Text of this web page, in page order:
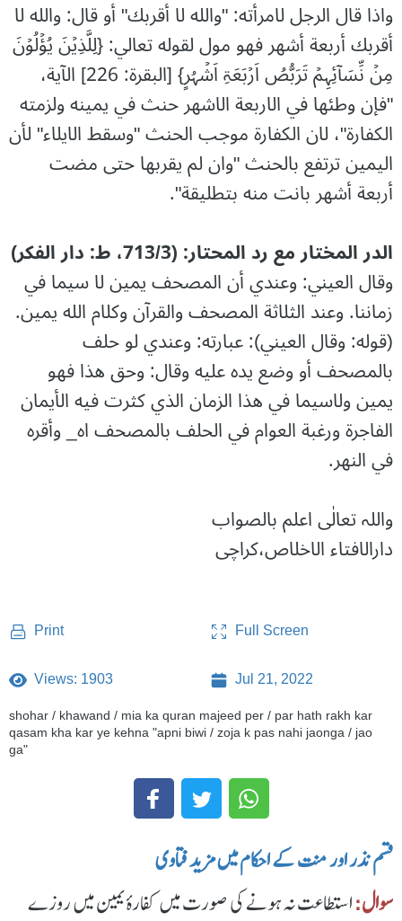
واذا قال الرجل لامرأته: "والله لا أقربك" أو قال: والله لا
أقربك أربعة أشهر فهو مول لقوله تعالي: {لِلَّذِیۡنَ یُؤۡلُوۡنَ
مِنۡ نِّسَآئِہِمۡ تَرَبُّصُ اَرۡبَعَۃِ اَشۡہُرٍ} [البقرة: 226] الآية،
"فإن وطئها في الاربعة الاشهر حنث في يمينه ولزمته
الكفارة"، لان الكفارة موجب الحنث "وسقط الايلاء" لأن
اليمين ترتفع بالحنث "وان لم يقربها حتى مضت
أربعة أشهر بانت منه بتطليقة".
الدر المختار مع رد المحتار: (713/3، ط: دار الفكر)
وقال العيني: وعندي أن المصحف يمين لا سيما في
زماننا. وعند الثلاثة المصحف والقرآن وكلام الله يمين.
(قوله: وقال العيني): عبارته: وعندي لو حلف
بالمصحف أو وضع يده عليه وقال: وحق هذا فهو
يمين ولاسيما في هذا الزمان الذي كثرت فيه الأيمان
الفاجرة ورغبة العوام في الحلف بالمصحف اه_ وأقره
في النهر.
واللہ تعالٰی اعلم بالصواب
دارالافتاء الاخلاص،کراچی
Print Full Screen
Views: 1903 Jul 21, 2022
shohar / khawand / mia ka quran majeed per / par hath rakh kar
qasam kha kar ye kehna "apni biwi / zoja k pas nahi jaonga / jao
ga"
قسم نذر اور منت کے احکام میں مزید فتاوی
سوال:استطاعت نہ ہونے کی صورت میں کفارۂ یمین میں روزے